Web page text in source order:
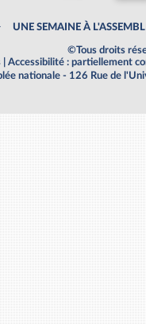
UNE SEMAINE À
©Tous droits
Accessibilité : partiellement
nationale - 126 Rue de